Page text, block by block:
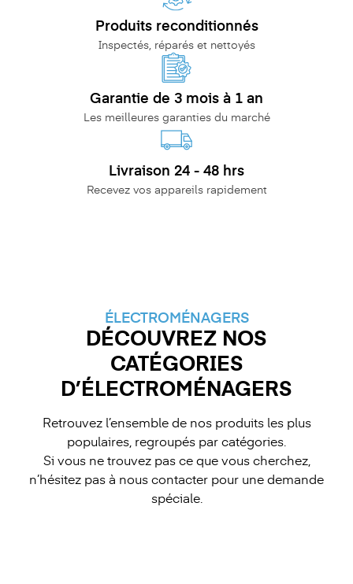
Produits reconditionnés
Inspectés, réparés et nettoyés
Garantie de 3 mois à 1 an
Les meilleures garanties du marché
Livraison 24 - 48 hrs
Recevez vos appareils rapidement
ÉLECTROMÉNAGERS
DÉCOUVREZ NOS
CATÉGORIES
D’ÉLECTROMÉNAGERS
Retrouvez l’ensemble de nos produits les plus
populaires, regroupés par catégories.
Si vous ne trouvez pas ce que vous cherchez,
n’hésitez pas à nous contacter pour une demande
spéciale.